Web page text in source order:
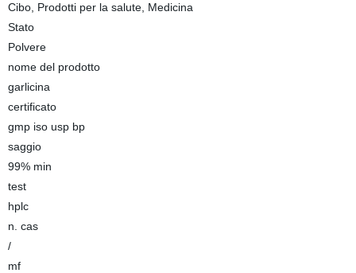
Cibo, Prodotti per la salute, Medicina
Stato
Polvere
nome del prodotto
garlicina
certificato
gmp iso usp bp
saggio
99% min
test
hplc
n. cas
/
mf